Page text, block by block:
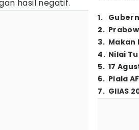
hasil negatif.
1.
2.
3. Makan
4. Nilai
5. 17
6. Piala
7. GIIAS